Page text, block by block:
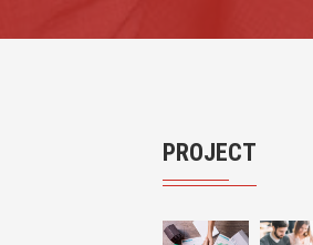
PROJECT